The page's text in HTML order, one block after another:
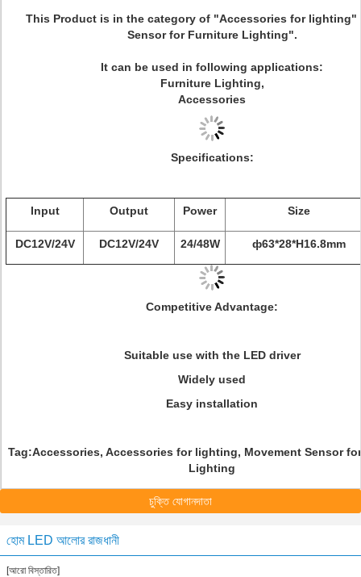
This Product is in the category of "Accessories for lighting"
Sensor for Furniture Lighting".
It can be used in following applications:
Furniture Lighting,
Accessories
Specifications:
Input Output Power Size
DC12V/24V DC12V/24V 24/48W ф63*28*H16.8mm
Competitive Advantage:
Suitable use with the LED driver
Widely used
Easy installation
Tag:Accessories, Accessories for lighting, Movement Sensor
Lighting
চুক্তি যোগানদাতা
হোম LED আলোর রাজধানী
[আরো বিস্তারিত]